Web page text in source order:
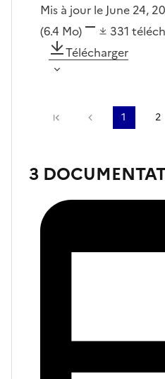
Mis à jour le June 24,
(6.4 Mo)
331
Télécharger
Première page
Page
1 2
3